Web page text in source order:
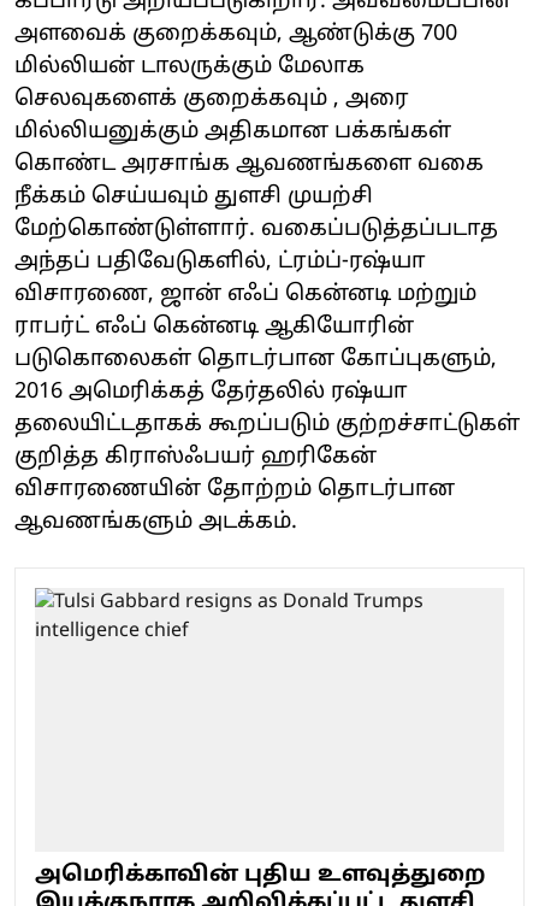
அளவைக் குறைக்கவும், ஆண்டுக்கு 700
மில்லியன் டாலருக்கும் மேலாக
செலவுகளைக் குறைக்கவும் , அரை
மில்லியனுக்கும் அதிகமான பக்கங்கள்
கொண்ட அரசாங்க ஆவணங்களை வகை
நீக்கம் செய்யவும் துளசி முயற்சி
மேற்கொண்டுள்ளார். வகைப்படுத்தப்படாத
அந்தப் பதிவேடுகளில், ட்ரம்ப்-ரஷ்யா
விசாரணை, ஜான் எஃப் கென்னடி மற்றும்
ராபர்ட் எஃப் கென்னடி ஆகியோரின்
படுகொலைகள் தொடர்பான கோப்புகளும்,
2016 அமெரிக்கத் தேர்தலில் ரஷ்யா
தலையிட்டதாகக் கூறப்படும் குற்றச்சாட்டுகள்
குறித்த கிராஸ்ஃபயர் ஹரிகேன்
விசாரணையின் தோற்றம் தொடர்பான
ஆவணங்களும் அடக்கம்.
அமெரிக்காவின் புதிய உளவுத்துறை